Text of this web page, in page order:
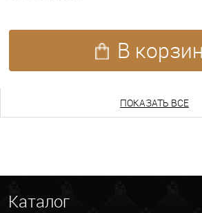
В
ПОКАЗАТЬ ЕЩЕ
ПОКАЗАТЬ ВСЕ
Каталог